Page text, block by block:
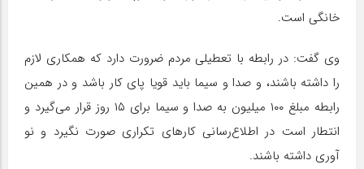
خانگی است.
وی گفت: در رابطه با تعطیلی مردم ضرورت دارد که همکاری لازم
را داشته باشند، و صدا و سیما باید قویا پای کار باشد و در همین
رابطه مبلغ ۱۰۰ میلیون به صدا و سیما برای ۱۵ روز قرار می‌گیرد و
انتطار است در اطلاع‌رسانی کارهای تکراری صورت نگیرد و نو
آوری داشته باشند.